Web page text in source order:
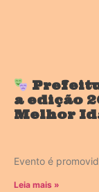
a edição
Melhor
Evento é
Leia mais »